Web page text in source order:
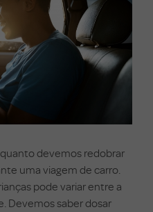
devemos redobrar
uma viagem de carro.
pode variar entre a
Devemos saber dosar